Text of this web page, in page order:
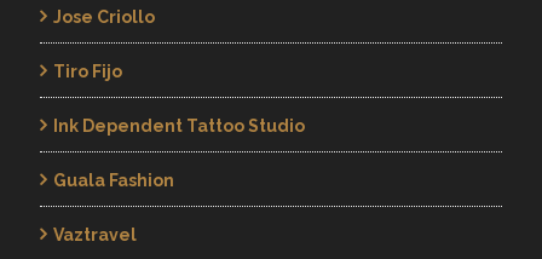
Jose Criollo
Tiro Fijo
Ink Dependent Tattoo Studio
Guala Fashion
Vaztravel